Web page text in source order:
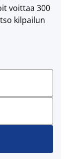
voittaa 300
kilpailun